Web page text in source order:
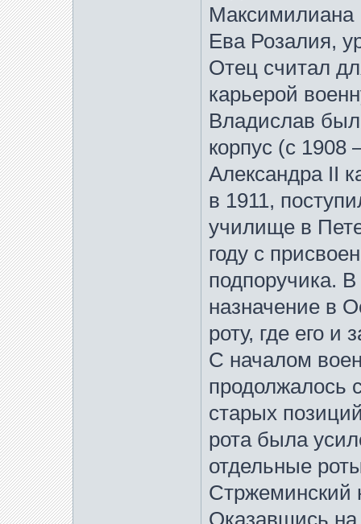
Максимилиана
Ева Розалия,
Отец считал
карьерой
Владислав был
корпус (c
Александра II
в 1911,
училище в
году с
подпоручика.
назначение в
роту, где его и
С началом
продолжалось
старых
рота была
отдельные
Стржеминский
Оказавшись